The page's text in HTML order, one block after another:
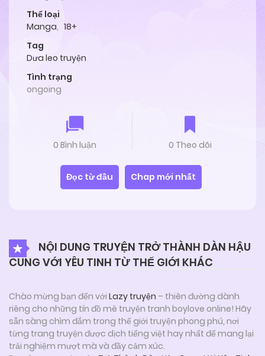
Thể loại
Manga, 18+
Tag
Dưa leo truyện
Tình trạng
ongoing
0 Bình luận 0 Theo dõi
Đọc từ đầu Chap mới nhất
NỘI DUNG TRUYỆN TRỞ THÀNH DÀN HẬU
CUNG VỚI YÊU TINH TỪ THẾ GIỚI KHÁC
Chào mừng bạn đến với Lazy truyện – thiên đường dành
riêng cho những tín đồ mê truyện tranh boylove online! Hãy
sẵn sàng chìm đắm trong thế giới truyện phong phú, nơi
từng trang truyện được dịch tiếng việt hay nhất để mang lại
trải nghiệm mượt mà và đầy cảm xúc.